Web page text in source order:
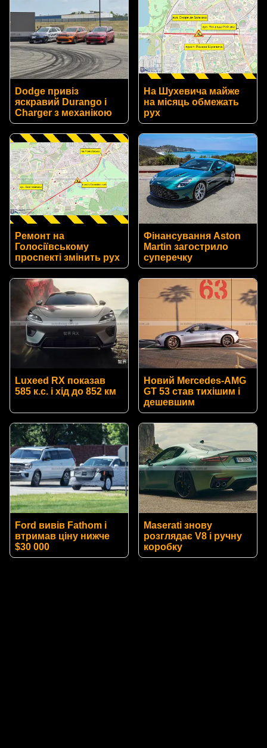
Dodge привіз
яскравий Durango і
Charger з механікою
На Шухевича майже
на місяць обмежать
рух
Ремонт на
Голосіївському
проспекті змінить рух
Фінансування Aston
Martin загострило
суперечку
Luxeed RX показав
585 к.с. і хід до 852 км
Новий Mercedes-AMG
GT 53 став тихішим і
дешевшим
Ford вивів Fathom і
втримав ціну нижче
$30 000
Maserati знову
розглядає V8 і ручну
коробку